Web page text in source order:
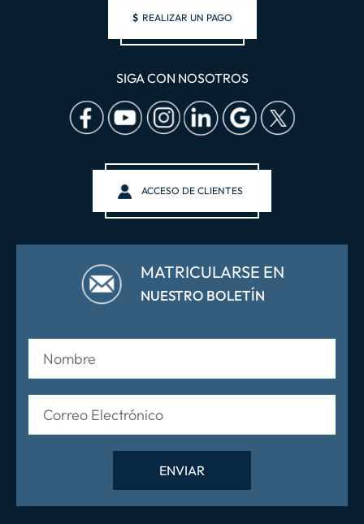
$ REALIZAR UN PAGO
SIGA CON NOSOTROS
ACCESO DE CLIENTES
MATRICULARSE EN
NUESTRO BOLETÍN